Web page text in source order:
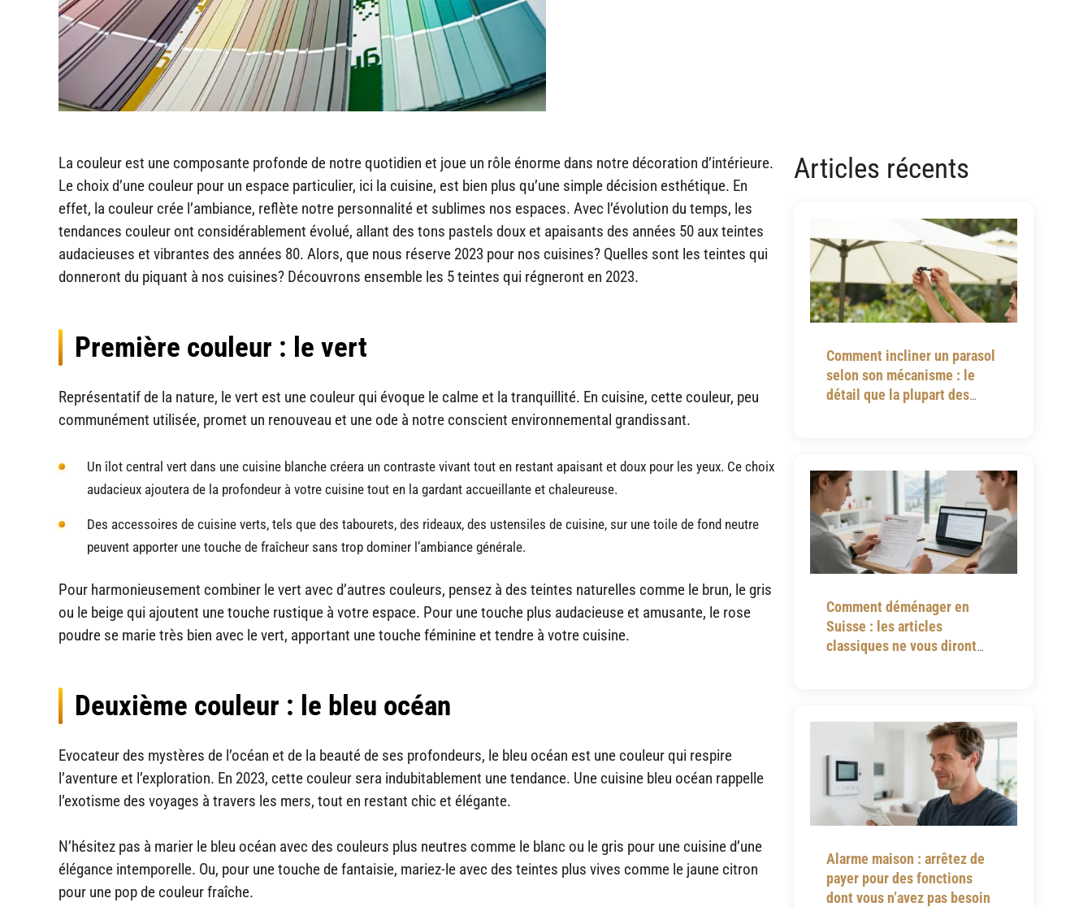
La couleur est une composante profonde de notre quotidien et joue un rôle énorme dans notre décoration d’intérieure.
Le choix d’une couleur pour un espace particulier, ici la cuisine, est bien plus qu’une simple décision esthétique. En
effet, la couleur crée l’ambiance, reflète notre personnalité et sublimes nos espaces. Avec l’évolution du temps, les
tendances couleur ont considérablement évolué, allant des tons pastels doux et apaisants des années 50 aux teintes
audacieuses et vibrantes des années 80. Alors, que nous réserve 2023 pour nos cuisines? Quelles sont les teintes qui
donneront du piquant à nos cuisines? Découvrons ensemble les 5 teintes qui régneront en 2023.
Première couleur : le vert
Représentatif de la nature, le vert est une couleur qui évoque le calme et la tranquillité. En cuisine, cette couleur, peu
communément utilisée, promet un renouveau et une ode à notre conscient environnemental grandissant.
Un îlot central vert dans une cuisine blanche créera un contraste vivant tout en restant apaisant et doux pour les yeux. Ce choix
audacieux ajoutera de la profondeur à votre cuisine tout en la gardant accueillante et chaleureuse.
Des accessoires de cuisine verts, tels que des tabourets, des rideaux, des ustensiles de cuisine, sur une toile de fond neutre
peuvent apporter une touche de fraîcheur sans trop dominer l’ambiance générale.
Pour harmonieusement combiner le vert avec d’autres couleurs, pensez à des teintes naturelles comme le brun, le gris
ou le beige qui ajoutent une touche rustique à votre espace. Pour une touche plus audacieuse et amusante, le rose
poudre se marie très bien avec le vert, apportant une touche féminine et tendre à votre cuisine.
Deuxième couleur : le bleu océan
Evocateur des mystères de l’océan et de la beauté de ses profondeurs, le bleu océan est une couleur qui respire
l’aventure et l’exploration. En 2023, cette couleur sera indubitablement une tendance. Une cuisine bleu océan rappelle
l’exotisme des voyages à travers les mers, tout en restant chic et élégante.
N’hésitez pas à marier le bleu océan avec des couleurs plus neutres comme le blanc ou le gris pour une cuisine d’une
élégance intemporelle. Ou, pour une touche de fantaisie, mariez-le avec des teintes plus vives comme le jaune citron
pour une pop de couleur fraîche.
Articles récents
Comment incliner un parasol
selon son mécanisme : le
détail que la plupart des
Comment déménager en
Suisse : les articles
classiques ne vous diront
Alarme maison : arrêtez de
payer pour des fonctions
dont vous n’avez pas besoin